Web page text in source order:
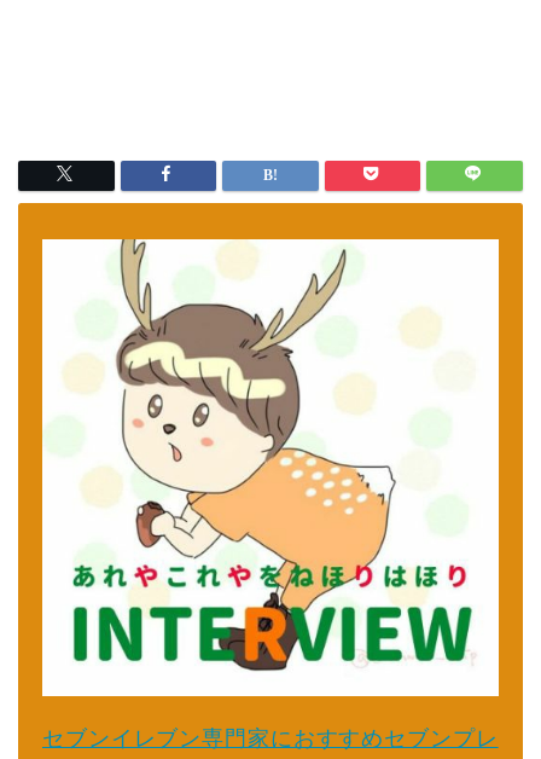
セブンイレブン専門家におすすめセブンプレ